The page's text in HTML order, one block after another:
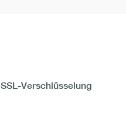
Verschlüsselung